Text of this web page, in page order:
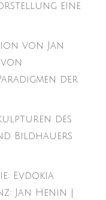
eine
von Jan
der
des
Bildhauers
Evdokia
Jan Henin |